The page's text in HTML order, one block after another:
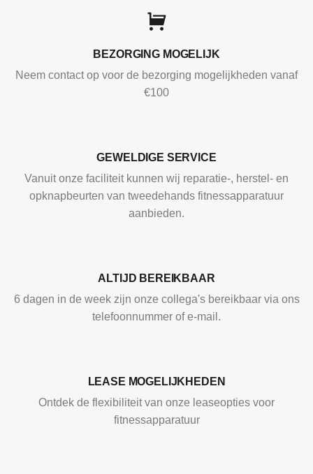
BEZORGING MOGELIJK
Neem contact op voor de bezorging mogelijkheden vanaf
€100
GEWELDIGE SERVICE
Vanuit onze faciliteit kunnen wij reparatie-, herstel- en
opknapbeurten van tweedehands fitnessapparatuur
aanbieden.
ALTIJD BEREIKBAAR
6 dagen in de week zijn onze collega's bereikbaar via ons
telefoonnummer of e-mail.
LEASE MOGELIJKHEDEN
Ontdek de flexibiliteit van onze leaseopties voor
fitnessapparatuur